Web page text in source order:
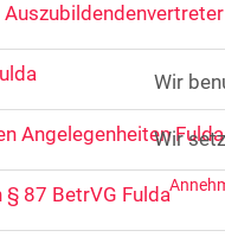
Angelegenheiten Fulda
87 BetrVG Fulda
Wir
Wir